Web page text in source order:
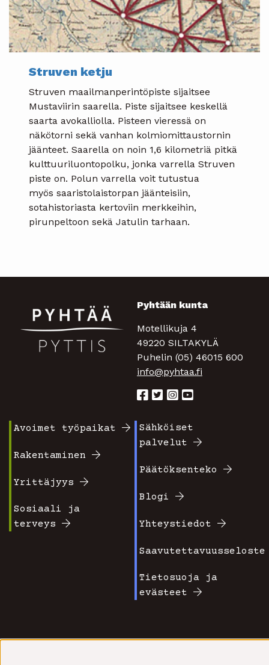
Struven ketju
Struven maailmanperintöpiste sijaitsee
Mustaviirin saarella. Piste sijaitsee keskellä
saarta avokalliolla. Pisteen vieressä on
näkötorni sekä vanhan kolmiomittaustornin
jäänteet. Saarella on noin 1,6 kilometriä pitkä
kulttuuriluontopolku, jonka varrella Struven
piste on. Polun varrella voit tutustua
myös saaristolaistorpan jäänteisiin,
sotahistoriasta kertoviin merkkeihin,
pirunpeltoon sekä Jatulin tarhaan.
Pyhtään kunta
Motellikuja 4
49220 SILTAKYLÄ
Puhelin (05) 46015 600
info@pyhtaa.fi
valikko
1
Avoimet työpaikat
Rakentaminen
Yrittäjyys
Sosiaali ja
terveys
Footer
2
Sähköiset
palvelut
Päätöksenteko
Blogi
Yhteystiedot
Saavutettavuusseloste
Tietosuoja ja
evästeet